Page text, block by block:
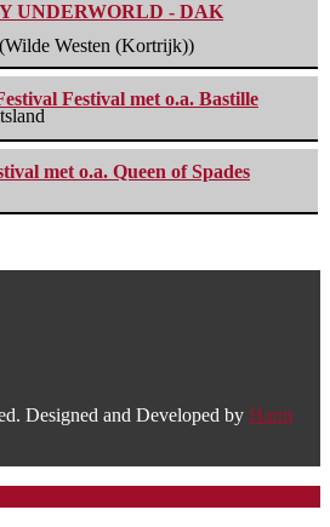
UNDERWORLD - DAK
Westen (Kortrijk))
Festival met o.a. Bastille
met o.a. Queen of Spades
Designed and Developed by Harm